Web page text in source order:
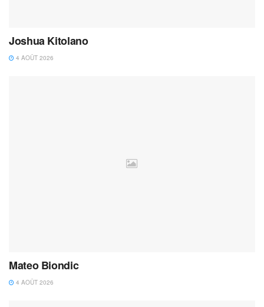
Joshua Kitolano
4 AOÛT 2026
Mateo Biondic
4 AOÛT 2026